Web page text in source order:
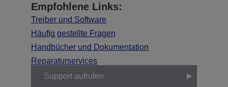
Empfohlene Links:
Treiber und Software
Häufig gestellte Fragen
Handbücher und Dokumentation
Reparaturservices
Support aufrufen